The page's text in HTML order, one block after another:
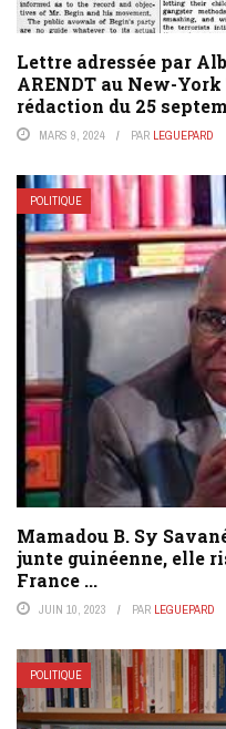
Lettre adressée par
ARENDT au New-
rédaction du 25
MARS 9, 2024 PAR LEGUEPARD
POLITIQUE
Mamadou B. Sy
junte guinéenne, elle
France ...
JUIN 10, 2023 PAR LEGUEPARD
POLITIQUE